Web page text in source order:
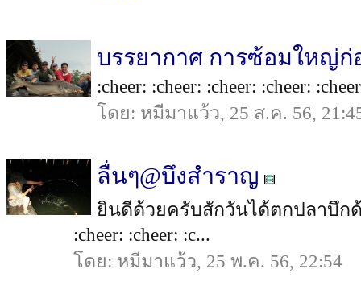
บรรยากาศ การซ้อมใหญ่
:cheer: :cheer: :cheer: :cheer:
โดย: หมีมาแว้ว, 25 ส.ค. 56,
ลื่นๆ@บึงสำราญ
ยินดีด้วยครับสักวันได้ตกปลาบึกด้
:cheer: :cheer: :c...
โดย: หมีมาแว้ว, 25 พ.ค. 56, 22:54